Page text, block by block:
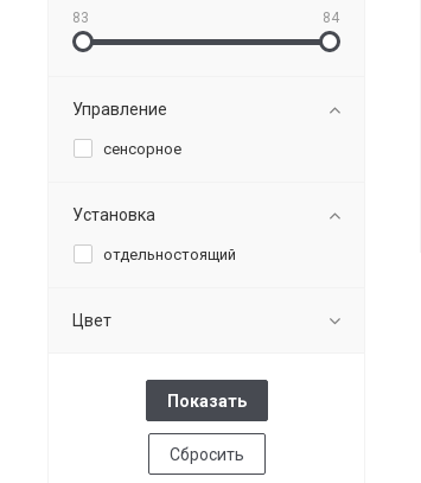
83 84
Управление
сенсорное
Установка
отдельностоящий
Цвет
Сбросить